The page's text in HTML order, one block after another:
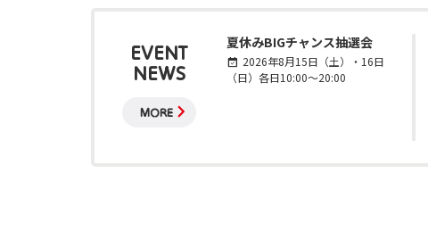
EVENT
NEWS
MORE
夏休みBIGチャンス抽選会
2026年8月15日（土）・16日
（日）各日10:00～20:00